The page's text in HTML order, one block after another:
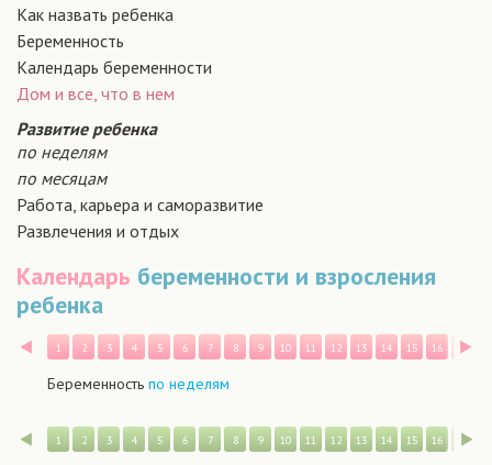
Как назвать ребенка
Беременность
Календарь беременности
Дом и все, что в нем
Развитие ребенка
по неделям
по месяцам
Работа, карьера и саморазвитие
Развлечения и отдых
Календарь беременности и взросления
ребенка
Назад
1 2 3 4 5 6 7 8 9 10 11 12 13 14 15 16 17
Беременность по неделям
Назад
1 2 3 4 5 6 7 8 9 10 11 12 13 14 15 16 17